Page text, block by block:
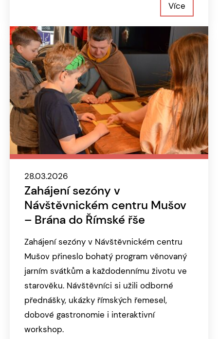
Více
28.03.2026
Zahájení sezóny v
Návštěvnickém centru Mušov
– Brána do Římské řše
Zahájení sezóny v Návštěvnickém centru
Mušov přineslo bohatý program věnovaný
jarním svátkům a každodennímu životu ve
starověku. Návštěvníci si užili odborné
přednášky, ukázky římských řemesel,
dobové gastronomie i interaktivní
workshop.